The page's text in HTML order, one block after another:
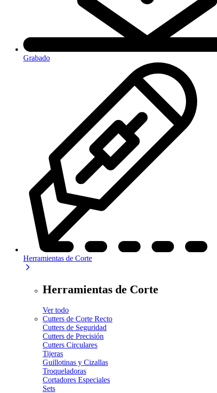
Grabado
Herramientas de Corte
Herramientas de Corte
Ver todo
Cutters de Corte Recto
Cutters de Seguridad
Cutters de Precisión
Cutters Circulares
Tijeras
Guillotinas y Cizallas
Troqueladoras
Cortadores Especiales
Sets